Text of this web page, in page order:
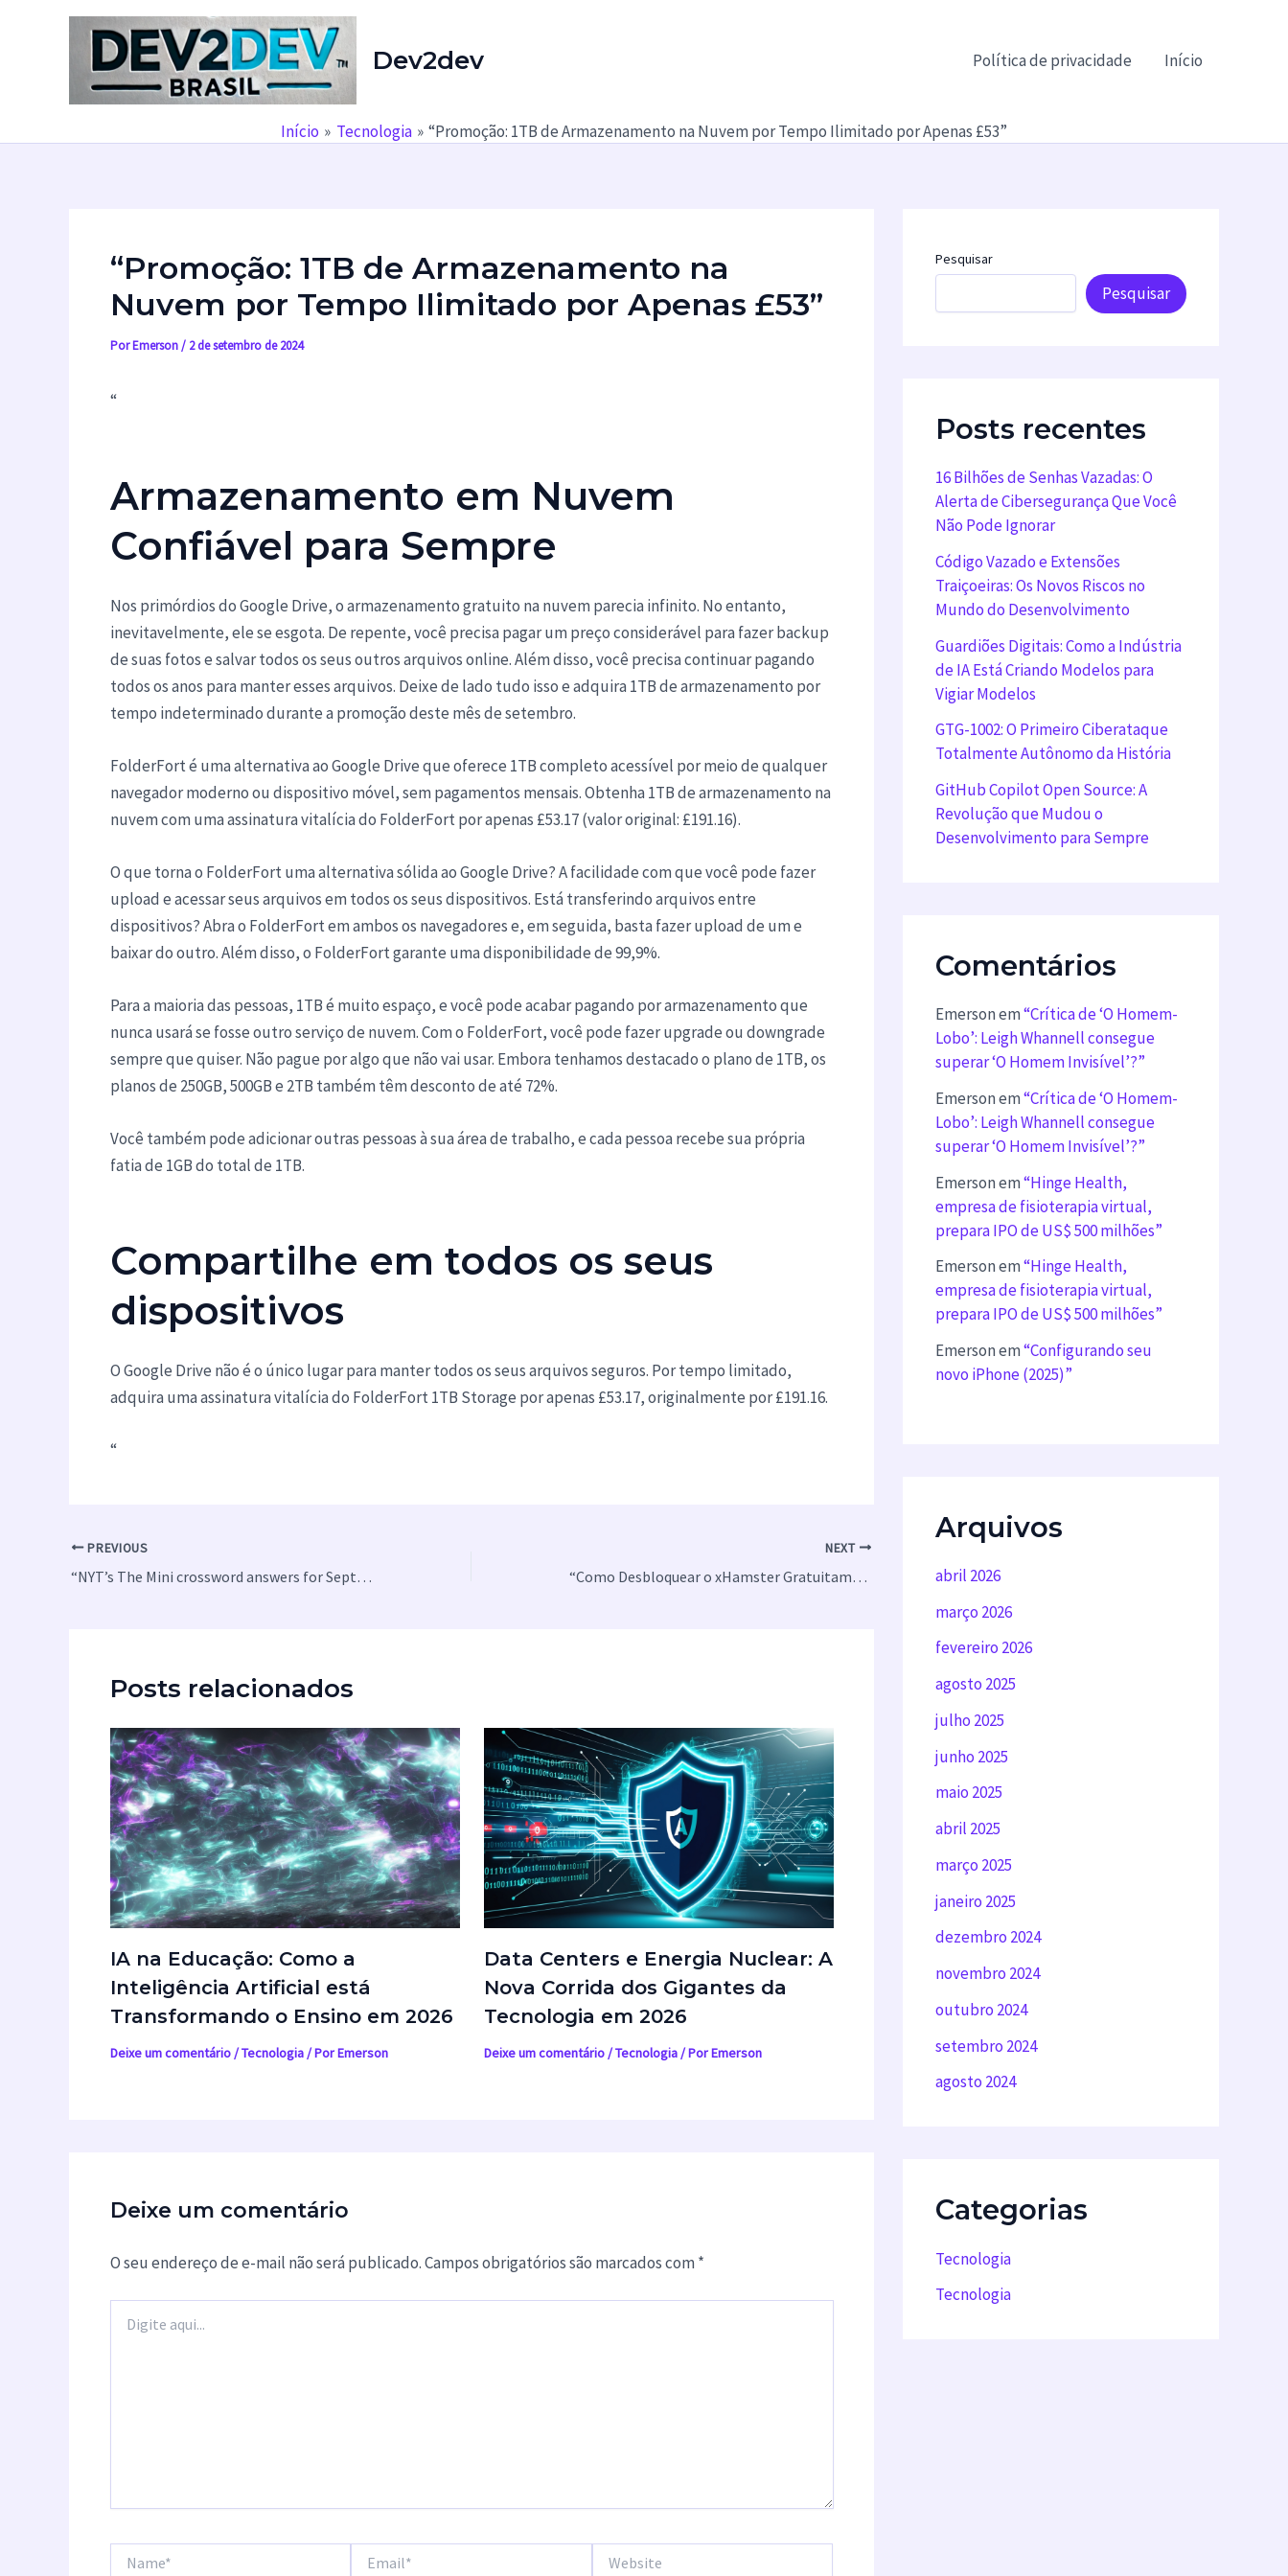
Dev2dev Política de privacidade Início
Início Tecnologia “Promoção: 1TB de Armazenamento na Nuvem por Tempo Ilimitado por Apenas £53”
“Promoção: 1TB de Armazenamento na
Nuvem por Tempo Ilimitado por Apenas £53”
PorEmerson/ 2 de setembro de 2024
“
Armazenamento em Nuvem
Confiável para Sempre
Nos primórdios do Google Drive, o armazenamento gratuito na nuvem parecia infinito. No entanto,
inevitavelmente, ele se esgota. De repente, você precisa pagar um preço considerável para fazer backup
de suas fotos e salvar todos os seus outros arquivos online. Além disso, você precisa continuar pagando
todos os anos para manter esses arquivos. Deixe de lado tudo isso e adquira 1TB de armazenamento por
tempo indeterminado durante a promoção deste mês de setembro.
FolderFort é uma alternativa ao Google Drive que oferece 1TB completo acessível por meio de qualquer
navegador moderno ou dispositivo móvel, sem pagamentos mensais. Obtenha 1TB de armazenamento na
nuvem com uma assinatura vitalícia do FolderFort por apenas £53.17 (valor original: £191.16).
O que torna o FolderFort uma alternativa sólida ao Google Drive? A facilidade com que você pode fazer
upload e acessar seus arquivos em todos os seus dispositivos. Está transferindo arquivos entre
dispositivos? Abra o FolderFort em ambos os navegadores e, em seguida, basta fazer upload de um e
baixar do outro. Além disso, o FolderFort garante uma disponibilidade de 99,9%.
Para a maioria das pessoas, 1TB é muito espaço, e você pode acabar pagando por armazenamento que
nunca usará se fosse outro serviço de nuvem. Com o FolderFort, você pode fazer upgrade ou downgrade
sempre que quiser. Não pague por algo que não vai usar. Embora tenhamos destacado o plano de 1TB, os
planos de 250GB, 500GB e 2TB também têm desconto de até 72%.
Você também pode adicionar outras pessoas à sua área de trabalho, e cada pessoa recebe sua própria
fatia de 1GB do total de 1TB.
Compartilhe em todos os seus
dispositivos
O Google Drive não é o único lugar para manter todos os seus arquivos seguros. Por tempo limitado,
adquira uma assinatura vitalícia do FolderFort 1TB Storage por apenas £53.17, originalmente por £191.16.
“
PREVIOUS
“NYT’s The Mini crossword answers for September 2”
NEXT
“Como Desbloquear o xHamster Gratuitamente”
Posts relacionados
IA na Educação: Como a
Inteligência Artificial está
Transformando o Ensino em 2026
Deixe um comentário /Tecnologia/ PorEmerson
Data Centers e Energia Nuclear: A
Nova Corrida dos Gigantes da
Tecnologia em 2026
Deixe um comentário /Tecnologia/ PorEmerson
Deixe um comentário
O seu endereço de e-mail não será publicado.Campos obrigatórios são marcados com*
aqui...
Pesquisar
Pesquisar
Posts recentes
16 Bilhões de Senhas Vazadas: O
Alerta de Cibersegurança Que Você
Não Pode Ignorar
Código Vazado e Extensões
Traiçoeiras: Os Novos Riscos no
Mundo do Desenvolvimento
Guardiões Digitais: Como a Indústria
de IA Está Criando Modelos para
Vigiar Modelos
GTG-1002: O Primeiro Ciberataque
Totalmente Autônomo da História
GitHub Copilot Open Source: A
Revolução que Mudou o
Desenvolvimento para Sempre
Comentários
Emersonem“Crítica de ‘O Homem-
Lobo’: Leigh Whannell consegue
superar ‘O Homem Invisível’?”
Emersonem“Crítica de ‘O Homem-
Lobo’: Leigh Whannell consegue
superar ‘O Homem Invisível’?”
Emersonem“Hinge Health,
empresa de fisioterapia virtual,
prepara IPO de US$ 500 milhões”
Emersonem“Hinge Health,
empresa de fisioterapia virtual,
prepara IPO de US$ 500 milhões”
Emersonem“Configurando seu
novo iPhone (2025)”
Arquivos
abril 2026
março 2026
fevereiro 2026
agosto 2025
julho 2025
junho 2025
maio 2025
abril 2025
março 2025
janeiro 2025
dezembro 2024
novembro 2024
outubro 2024
setembro 2024
agosto 2024
Categorias
Tecnologia
Tecnologia